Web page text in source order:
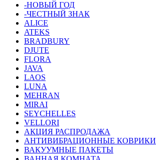
-НОВЫЙ ГОД
-ЧЕСТНЫЙ ЗНАК
ALICE
ATEKS
BRADBURY
DJUTE
FLORA
JAVA
LAOS
LUNA
MEHRAN
MIRAI
SEYCHELLES
VELLORI
АКЦИЯ РАСПРОДАЖА
АНТИВИБРАЦИОННЫЕ КОВРИКИ
ВАКУУМНЫЕ ПАКЕТЫ